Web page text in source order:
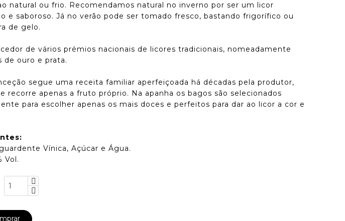
natural ou frio. Recomendamos natural no inverno por ser um licor
e saboroso. Já no verão pode ser tomado fresco, bastando frigorífico ou
de gelo.
de vários prémios nacionais de licores tradicionais, nomeadamente
de ouro e prata.
segue uma receita familiar aperfeiçoada há décadas pela produtor,
recorre apenas a fruto próprio. Na apanha os bagos são selecionados
para escolher apenas os mais doces e perfeitos para dar ao licor a cor e
Vínica, Açúcar e Água.
Vol.